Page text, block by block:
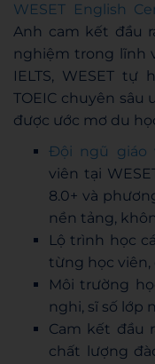
WESET English
Anh cam kết đầu
nghiệm trong lĩnh
IELTS, WESET tự
TOEIC chuyên
được ước mơ du
Đội ngũ giáo
viên tại
8.0+ và
nền tảng,
Lộ trình học
từng học viên,
Môi trường
nghi, sĩ số lớp
Cam kết đầu
chất lượng